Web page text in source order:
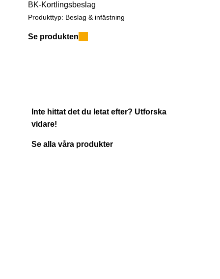
BK-Kortlingsbeslag
Produkttyp: Beslag & infästning
Se produkten
Inte hittat det du letat efter? Utforska
vidare!
Se alla våra produkter